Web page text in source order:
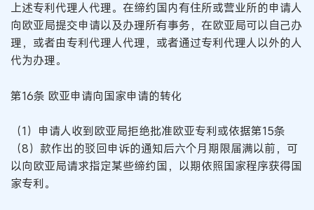
上述专利代理人代理。在缔约国内有住所或营业所的申请人
向欧亚局提交申请以及办理所有事务，在欧亚局可以自己办
理，或者由专利代理人代理，或者通过专利代理人以外的人
代为办理。
第16条 欧亚申请向国家申请的转化
（1）申请人收到欧亚局拒绝批准欧亚专利或依据第15条
（8）款作出的驳回申诉的通知后六个月期限届满以前，可
以向欧亚局请求指定某些缔约国，以期依照国家程序获得国
家专利。